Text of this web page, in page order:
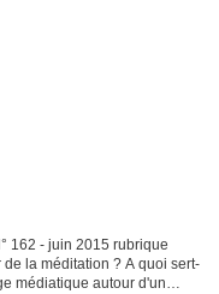
162 - juin 2015 rubrique
la méditation ? A quoi sert-
médiatique autour d'un